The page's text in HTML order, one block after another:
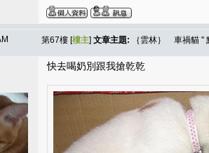
第67樓 [樓主] 文章主題: ｛雲林｝ 車禍貓 ''
快去喝奶別跟我搶乾乾